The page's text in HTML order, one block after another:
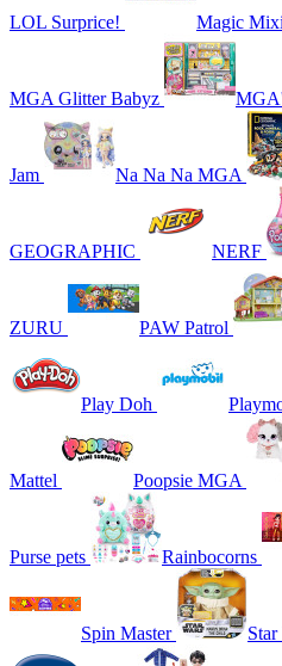
LOL Surprice! Magic
MGA Glitter Babyz
Jam Na Na Na MGA
GEOGRAPHIC NERF
ZURU PAW Patrol
Play Doh
Mattel Poopsie MGA
Purse pets Rainbocorns
Spin Master Star